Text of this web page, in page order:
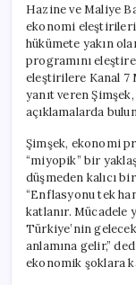
Hazine ve Maliye
ekonomi
hükümete yakın
programını
eleştirilere Kanal 7
yanıt veren
açıklamalarda
Şimşek, ekonomi
“miyopik” bir
düşmeden kalıcı
“Enflasyonu tek
katlanır. Mücadele
Türkiye’nin
anlamına gelir,”
ekonomik şoklara